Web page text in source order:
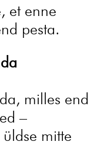
et enne
pesta.
milles end
–
mitte